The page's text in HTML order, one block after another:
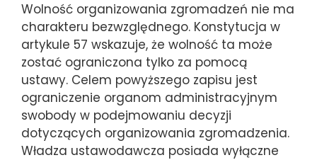
Wolność organizowania zgromadzeń nie ma
charakteru bezwzględnego. Konstytucja w
artykule 57 wskazuje, że wolność ta może
zostać ograniczona tylko za pomocą
ustawy. Celem powyższego zapisu jest
ograniczenie organom administracyjnym
swobody w podejmowaniu decyzji
dotyczących organizowania zgromadzenia.
Władza ustawodawcza posiada wyłączne